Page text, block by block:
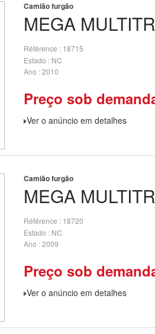
MEGA
Camião furgão
Référence
18715
Estado
NC
Ano 2010
Preço sob
Ver o anúncio em detalhes
MEGA
Camião furgão
Référence
18720
Estado
NC
Ano 2009
Preço sob
Ver o anúncio em detalhes